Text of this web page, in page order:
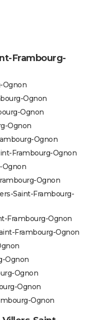
Frambourg-
Ognon
Ognon
Ognon
Ognon
Ognon
Frambourg-Ognon
Ognon
Ognon
Saint-Frambourg-
Frambourg-Ognon
Frambourg-Ognon
Ognon
Ognon
Ognon
Ognon